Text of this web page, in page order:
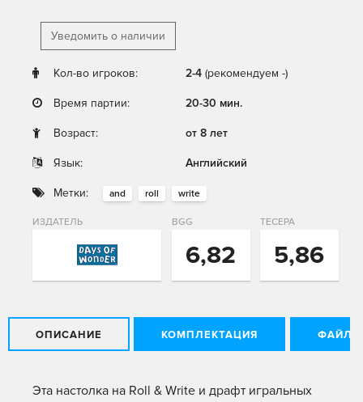
Уведомить о наличии
Кол-во игроков: 2-4 (рекомендуем -)
Время партии: 20-30 мин.
Возраст: от 8 лет
Язык: Английский
Метки: and roll write
ИЗДАТЕЛЬ BGG
6,82
ТЕСЕРА
5,86
ОПИСАНИЕ КОМПЛЕКТАЦИЯ ФАЙЛЫ
Эта настолка на Roll & Write и драфт игральных